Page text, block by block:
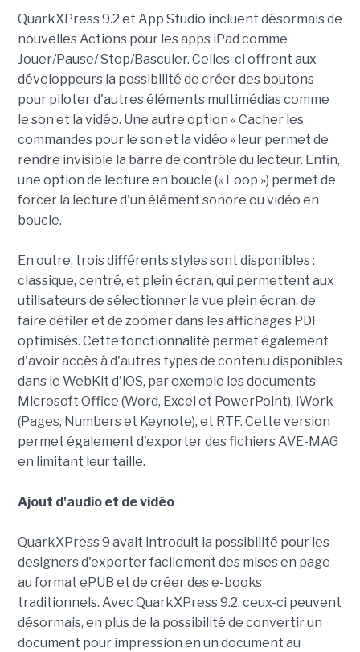
QuarkXPress 9.2 et App Studio incluent désormais de
nouvelles Actions pour les apps iPad comme
Jouer/Pause/ Stop/Basculer. Celles-ci offrent aux
développeurs la possibilité de créer des boutons
pour piloter d'autres éléments multimédias comme
le son et la vidéo. Une autre option « Cacher les
commandes pour le son et la vidéo » leur permet de
rendre invisible la barre de contrôle du lecteur. Enfin,
une option de lecture en boucle (« Loop ») permet de
forcer la lecture d'un élément sonore ou vidéo en
boucle.
En outre, trois différents styles sont disponibles :
classique, centré, et plein écran, qui permettent aux
utilisateurs de sélectionner la vue plein écran, de
faire défiler et de zoomer dans les affichages PDF
optimisés. Cette fonctionnalité permet également
d'avoir accès à d'autres types de contenu disponibles
dans le WebKit d'iOS, par exemple les documents
Microsoft Office (Word, Excel et PowerPoint), iWork
(Pages, Numbers et Keynote), et RTF. Cette version
permet également d'exporter des fichiers AVE-MAG
en limitant leur taille.
Ajout d'audio et de vidéo
QuarkXPress 9 avait introduit la possibilité pour les
designers d'exporter facilement des mises en page
au format ePUB et de créer des e-books
traditionnels. Avec QuarkXPress 9.2, ceux-ci peuvent
désormais, en plus de la possibilité de convertir un
document pour impression en un document au